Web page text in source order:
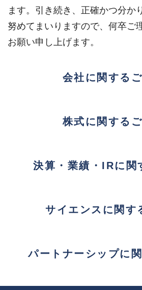
ます。引き続き、正確かつ分か
努めてまいりますので、何卒ご
お願い申し上げます。
会社に関する
株式に関する
決算・業績・IRに関
サイエンスに関す
パートナーシップに